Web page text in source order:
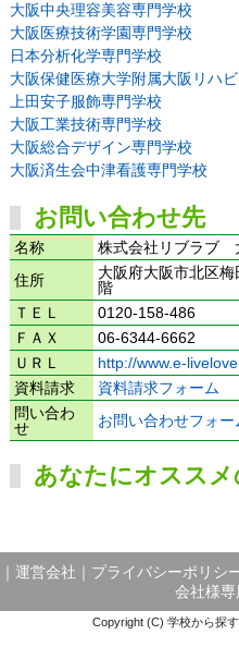
大阪中央理容美容専門学校
大阪医療技術学園専門学校
日本分析化学専門学校
大阪保健医療大学附属大阪リハ
上田安子服飾専門学校
大阪工業技術専門学校
大阪総合デザイン専門学校
大阪済生会中津看護専門学校
お問い合わせ先
名称
株式会社リブラブ
住所
大阪府大阪市北区
階
ＴＥＬ
0120-158-486
ＦＡＸ
06-6344-6662
ＵＲＬ
http://www.e-
資料請求
資料請求フォーム
問い合わ
せ
お問い合わせフォー
あなたにオススメ
運営会社 プライバシーポリシ
会社様
Copyright (C) 学校から探